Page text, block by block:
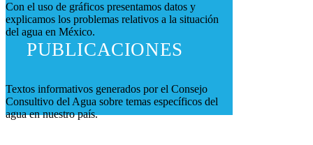
Con el uso de gráficos presentamos datos y
explicamos los problemas relativos a la situación
del agua en México.
PUBLICACIONES
Textos informativos generados por el Consejo
Consultivo del Agua sobre temas específicos del
agua en nuestro país.